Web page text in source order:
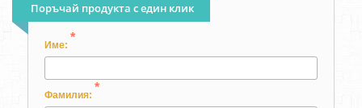
Поръчай продукта с един клик
Име:
*
Фамилия:
*